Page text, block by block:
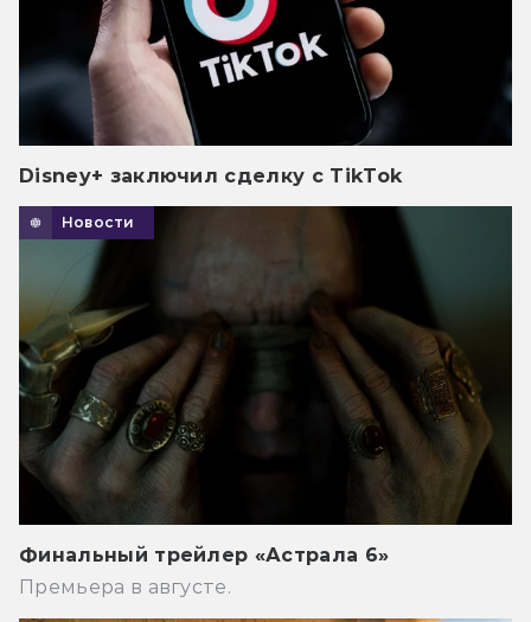
Disney+ заключил сделку с TikTok
Новости
Финальный трейлер «Астрала 6»
Премьера в августе.